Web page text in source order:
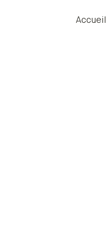
Accueil